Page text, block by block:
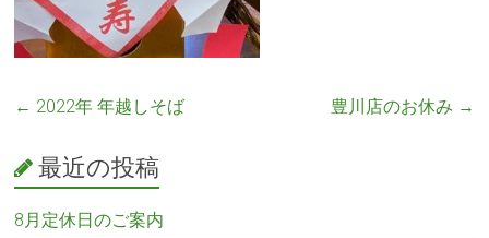
← 2022年 年越しそば 豊川店のお休み →
最近の投稿
8月定休日のご案内